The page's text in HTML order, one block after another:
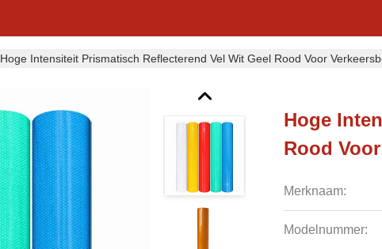
Hoge Intensiteit Prismatisch Reflecterend Vel Wit Geel Rood Voor
Hoge
Rood
Merknaam:
Modelnummer: